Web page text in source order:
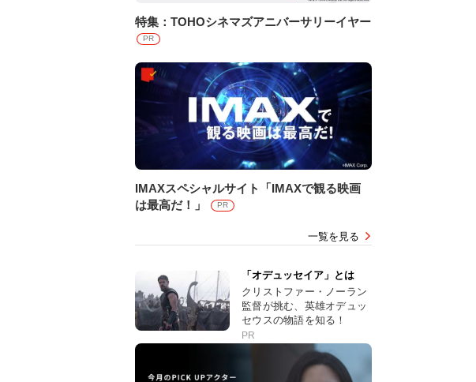
特集：TOHOシネマズアニバーサリーイヤー
PR
IMAXスペシャルサイト「IMAXで観る映画
は最高だ！」
PR
一覧を見る
「オデュッセイア」とは
クリストファー・ノーラン
監督が挑む、英雄オデュッ
セウスの物語を知る！
PR